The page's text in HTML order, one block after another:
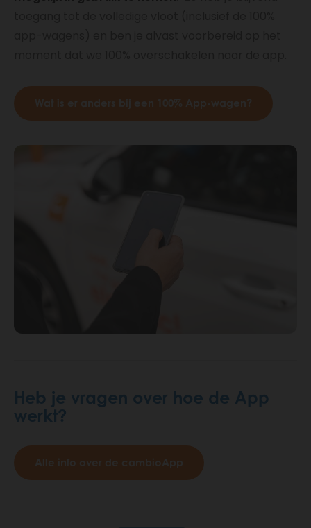
Wat is er anders bij een 100% App-wagen?
Heb je vragen over hoe de App
werkt?
Alle info over de cambioApp